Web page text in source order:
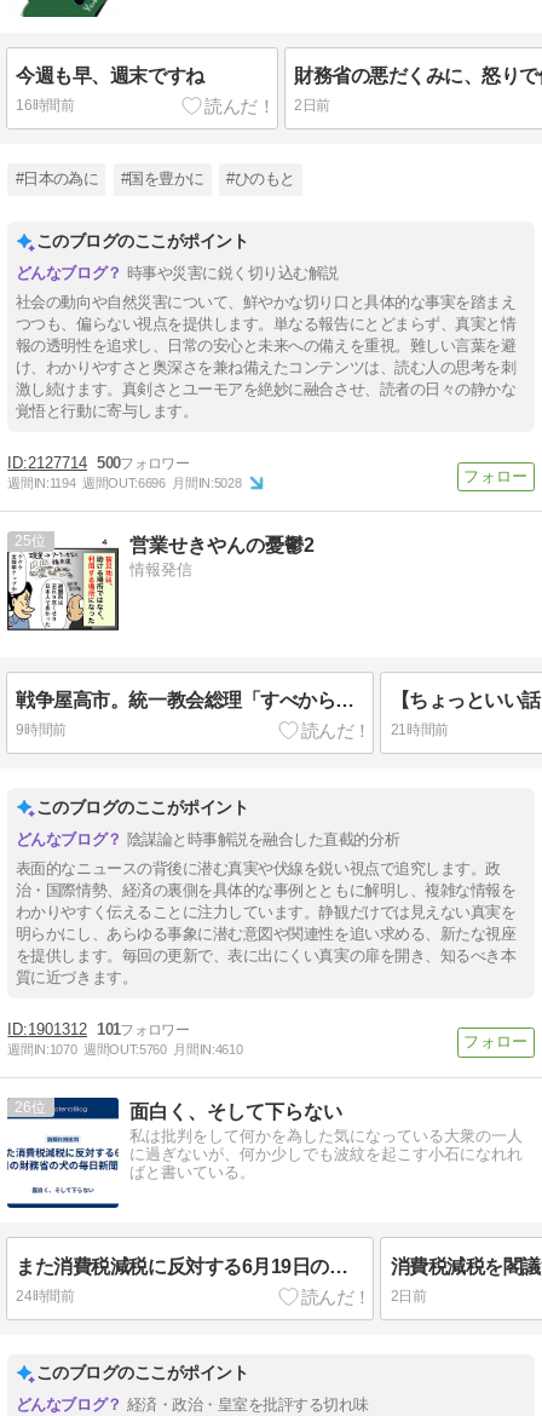
今週も早、週末ですね
16時間前
財務省の悪だくみに、怒り
2日前
#日本の為に #国を豊かに #ひのもと
このブログのここがポイント
時事や災害に鋭く切り込む解説
社会の動向や自然災害について、鮮やかな切り口と具体的な事実を踏まえ
つつも、偏らない視点を提供します。単なる報告にとどまらず、真実と情
報の透明性を追求し、日常の安心と未来への備えを重視。難しい言葉を避
け、わかりやすさと奥深さを兼ね備えたコンテンツは、読む人の思考を刺
激し続けます。真剣さとユーモアを絶妙に融合させ、読者の日々の静かな
覚悟と行動に寄与します。
2127714 500
週間IN:1194 週間OUT:6696 月間IN:5028
25 営業せきやんの憂鬱2
情報発信
戦争屋高市。統一教会総理「すべからず」ウソ・支持率アップ狙いのみ。
9時間前 21時間前
このブログのここがポイント
陰謀論と時事解説を融合した直截的分析
表面的なニュースの背後に潜む真実や伏線を鋭い視点で追究します。政
治・国際情勢、経済の裏側を具体的な事例とともに解明し、複雑な情報を
わかりやすく伝えることに注力しています。静観だけでは見えない真実を
明らかにし、あらゆる事象に潜む意図や関連性を追い求める、新たな視座
を提供します。毎回の更新で、表に出にくい真実の扉を開き、知るべき本
質に近づきます。
1901312 101
週間IN:1070 週間OUT:5760 月間IN:4610
26 面白く、そして下らない
私は批判をして何かを為した気になっている大衆の一人
に過ぎないが、何か少しでも波紋を起こす小石になれれ
ばと書いている。
また消費税減税に反対する6月19日の財務省の犬の毎日新聞社説
24時間前
消費税減税を閣
2日前
このブログのここがポイント
経済・政治・皇室を批評する切れ味